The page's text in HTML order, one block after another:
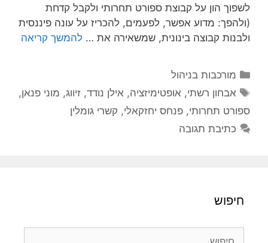
לשפוך הון על קבוצת ספורט תחרותי ולקבל קדחת
(ולהפך: מדוע אפשר, לפעמים, להכריז על עונה פיננסית
ולבנות קבוצה בינונית, שמשאירה את … להמשך קריאה
קטגוריות
מורכבות בניהול
תגיות
אבחון רשתי, אופטימיזציה, אילן נודד,זיווג, מוני פנאן,
ספורט תחרותי, פנחס יחזקאלי, קשרי גומלין
כתיבת תגובה
חיפוש